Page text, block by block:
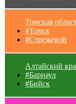
Томская
#Томск
#Стрежевой
Алтайский
#Барнаул
#Бийск